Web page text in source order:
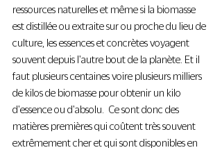
ressources naturelles et même si la biomasse
est distillée ou extraite sur ou proche du lieu de
culture, les essences et concrètes voyagent
souvent depuis l'autre bout de la planète. Et il
faut plusieurs centaines voire plusieurs milliers
de kilos de biomasse pour obtenir un kilo
d'essence ou d'absolu.  Ce sont donc des
matières premières qui coûtent très souvent
extrêmement cher et qui sont disponibles en